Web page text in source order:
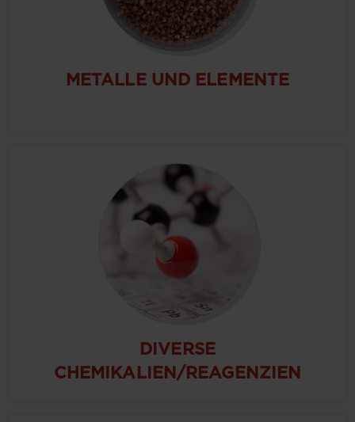
METALLE UND ELEMENTE
DIVERSE
CHEMIKALIEN/REAGENZIEN